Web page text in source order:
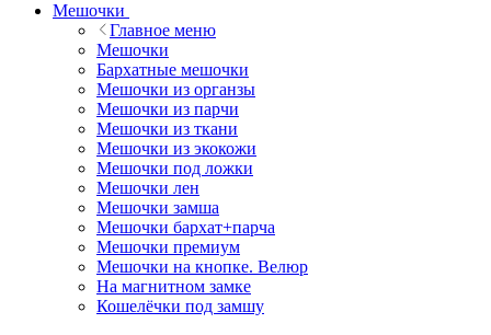
Мешочки
Главное меню
Мешочки
Бархатные мешочки
Мешочки из органзы
Мешочки из парчи
Мешочки из ткани
Мешочки из экокожи
Мешочки под ложки
Мешочки лен
Мешочки замша
Мешочки бархат+парча
Мешочки премиум
Мешочки на кнопке. Велюр
На магнитном замке
Кошелёчки под замшу